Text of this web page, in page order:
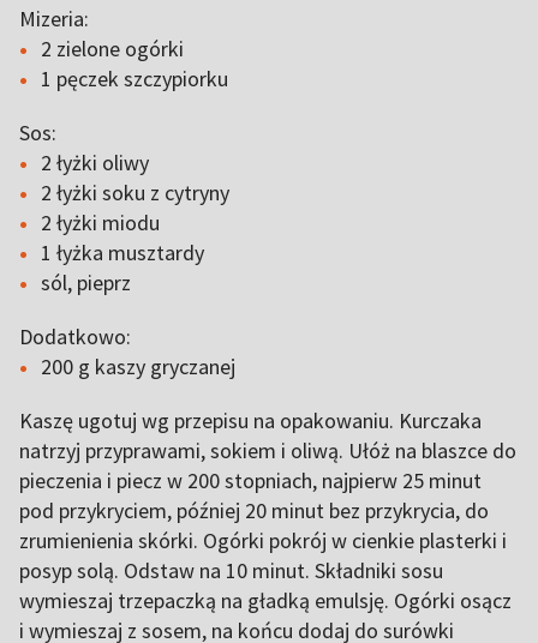
Mizeria:
2 zielone ogórki
1 pęczek szczypiorku
Sos:
2 łyżki oliwy
2 łyżki soku z cytryny
2 łyżki miodu
1 łyżka musztardy
sól, pieprz
Dodatkowo:
200 g kaszy gryczanej
Kaszę ugotuj wg przepisu na opakowaniu. Kurczaka
natrzyj przyprawami, sokiem i oliwą. Ułóż na blaszce do
pieczenia i piecz w 200 stopniach, najpierw 25 minut
pod przykryciem, później 20 minut bez przykrycia, do
zrumienienia skórki. Ogórki pokrój w cienkie plasterki i
posyp solą. Odstaw na 10 minut. Składniki sosu
wymieszaj trzepaczką na gładką emulsję. Ogórki osącz
i wymieszaj z sosem, na końcu dodaj do surówki